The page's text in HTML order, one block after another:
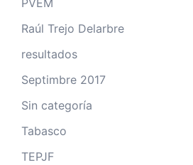
PVEM
Raúl Trejo Delarbre
resultados
Septimbre 2017
Sin categoría
Tabasco
TEPJF